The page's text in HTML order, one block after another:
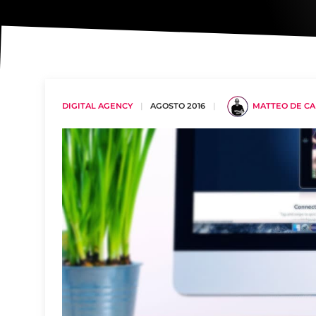
DIGITAL AGENCY | AGOSTO 2016 | MATTEO DE